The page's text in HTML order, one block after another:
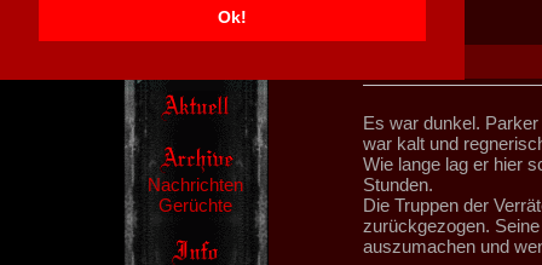
Ok!
Nachrichten
Gerüchte
Es war dunkel.
war kalt und
Wie lange lag er hier
Stunden.
Die Truppen der
zurückgezogen.
auszumachen und